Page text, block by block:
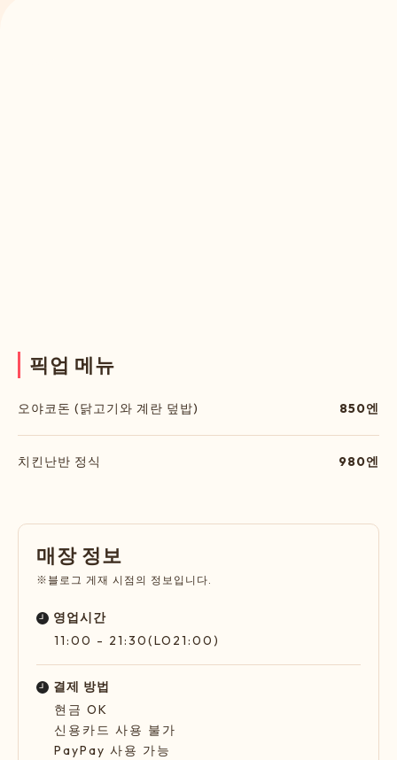
픽업 메뉴
오야코돈 (닭고기와 계란 덮밥) 850엔
치킨난반 정식 980엔
매장 정보
※블로그 게재 시점의 정보입니다.
영업시간
11:00 - 21:30(LO21:00)
결제 방법
현금 OK
신용카드 사용 불가
PayPay 사용 가능